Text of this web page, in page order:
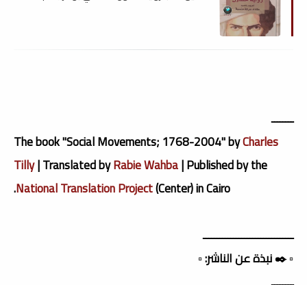
ــــــــ
The book "Social Movements; 1768-2004" byCharles
Tilly| Translated byRabie Wahba| Published by the
National Translation Project(Center) in Cairo.
ـــــــــــــــــــــــــــــــــ
▫️ ✒️ نبذة عن الناشر: ▫️